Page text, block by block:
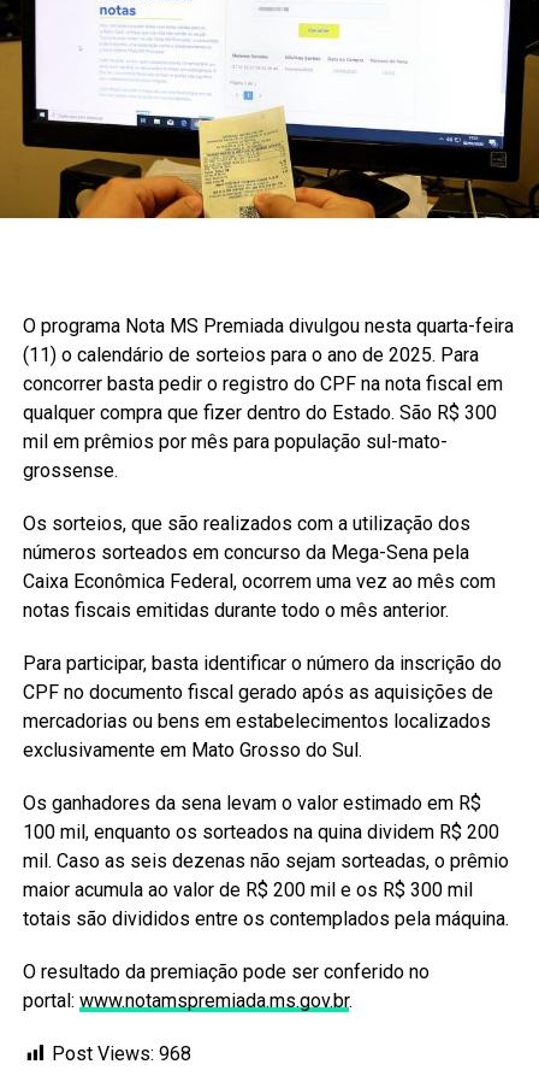
O programa Nota MS Premiada divulgou nesta quarta-feira
(11) o calendário de sorteios para o ano de 2025. Para
concorrer basta pedir o registro do CPF na nota fiscal em
qualquer compra que fizer dentro do Estado. São R$ 300
mil em prêmios por mês para população sul-mato-
grossense.
Os sorteios, que são realizados com a utilização dos
números sorteados em concurso da Mega-Sena pela
Caixa Econômica Federal, ocorrem uma vez ao mês com
notas fiscais emitidas durante todo o mês anterior.
Para participar, basta identificar o número da inscrição do
CPF no documento fiscal gerado após as aquisições de
mercadorias ou bens em estabelecimentos localizados
exclusivamente em Mato Grosso do Sul.
Os ganhadores da sena levam o valor estimado em R$
100 mil, enquanto os sorteados na quina dividem R$ 200
mil. Caso as seis dezenas não sejam sorteadas, o prêmio
maior acumula ao valor de R$ 200 mil e os R$ 300 mil
totais são divididos entre os contemplados pela máquina.
O resultado da premiação pode ser conferido no
portal: www.notamspremiada.ms.gov.br.
Post Views: 968